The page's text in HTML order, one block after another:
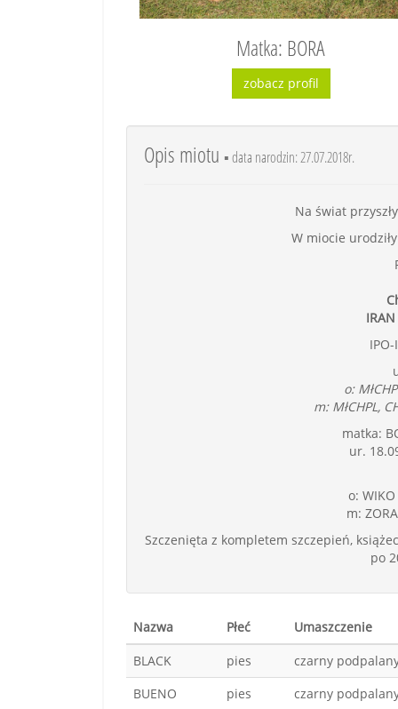
Matka: BORA
zobacz profil
Opis miotu ▪ data narodzin: 27.07.2018r.
Na świat
W miocie
o:
m: MłCHPL,
matka:
ur.
o:
m:
Szczenięta z kompletem szczepień,
po
Nazwa Płeć
Umaszczenie
BLACK
pies
czarny
BUENO
pies
czarny